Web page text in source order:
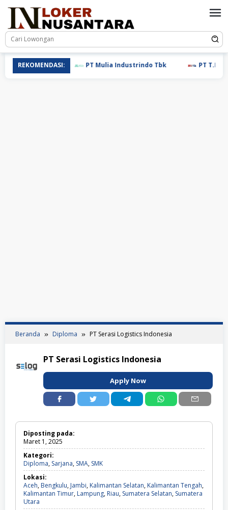
REKOMENDASI: PT Mulia Industrindo Tbk PT T.RAD
Beranda Diploma PT Serasi Logistics Indonesia
PT Serasi Logistics Indonesia
Apply Now
Diposting pada:
Maret 1, 2025
Kategori:
Diploma, Sarjana, SMA, SMKDiploma,
Sarjana,
SMK
Lokasi:
Aceh, Bengkulu, Jambi, Kalimantan Selatan, Kalimantan Tengah,
Kalimantan Timur, Lampung, Riau, Sumatera Selatan, Sumatera
Utara